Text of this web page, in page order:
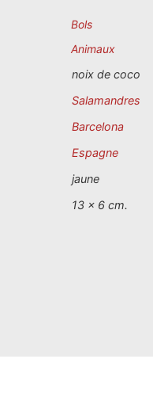
Bols
Animaux
noix de coco
Salamandres
Barcelona
Espagne
jaune
13 x 6 cm.